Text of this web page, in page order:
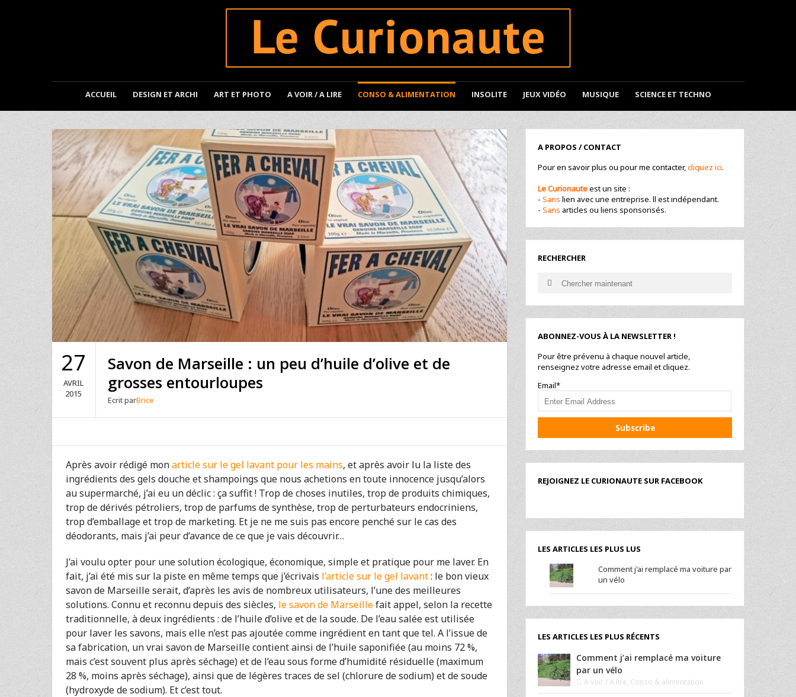
ACCUEIL DESIGN ET ARCHI ART ET PHOTO A VOIR / A LIRE CONSO & ALIMENTATION INSOLITE JEUX VIDÉO MUSIQUE SCIENCE ET TECHNO
27
AVRIL
2015
Savon de Marseille : un peu d’huile d’olive et de
grosses entourloupes
Ecrit parBrice
Après avoir rédigé monarticle sur le gel lavant pour les mains, et après avoir lu la liste des
ingrédients des gels douche et shampoings que nous achetions en toute innocence jusqu’alors
au supermarché, j’ai eu un déclic : ça suffit ! Trop de choses inutiles, trop de produits chimiques,
trop de dérivés pétroliers, trop de parfums de synthèse, trop de perturbateurs endocriniens,
trop d’emballage et trop de marketing. Et je ne me suis pas encore penché sur le cas des
déodorants, mais j’ai peur d’avance de ce que je vais découvrir…
J’ai voulu opter pour une solution écologique, économique, simple et pratique pour me laver. En
fait, j’ai été mis sur la piste en même temps que j’écrivais l’article sur le gel lavant: le bon vieux
savon de Marseille serait, d’après les avis de nombreux utilisateurs, l’une des meilleures
solutions. Connu et reconnu depuis des siècles, le savon de Marseillefait appel, selon la recette
traditionnelle, à deux ingrédients : de l’huile d’olive et de la soude. De l’eau salée est utilisée
pour laver les savons, mais elle n’est pas ajoutée comme ingrédient en tant que tel. A l’issue de
sa fabrication, un vrai savon de Marseille contient ainsi de l’huile saponifiée (au moins 72 %,
mais c’est souvent plus après séchage) et de l’eau sous forme d’humidité résiduelle (maximum
28 %, moins après séchage), ainsi que de légères traces de sel (chlorure de sodium) et de soude
(hydroxyde de sodium). Et c’est tout.
A PROPOS / CONTACT
Pour en savoir plus ou pour me contacter,cliquez ici.
Le Curionauteest un site :
-Sans lien avec une entreprise. ll est indépendant.
-Sans articles ou liens sponsorisés.
RECHERCHER
Search
for:
Search
ABONNEZ-VOUS À LA NEWSLETTER !
Pour être prévenu à chaque nouvel article,
renseignez votre adresse email et cliquez.
Email*
REJOIGNEZ LE CURIONAUTE SUR FACEBOOK
LES ARTICLES LES PLUS LUS
Comment j'ai remplacé ma voiture par
un vélo
LES ARTICLES LES PLUS RÉCENTS
Comment j’ai remplacé ma voiture
par un vélo
A voir / A lire, Conso & alimentation